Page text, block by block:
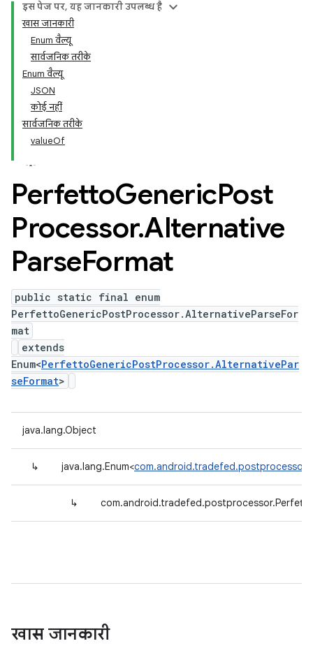
इस पेज पर, यह जानकारी उपलब्ध है
खास जानकारी
Enum वैल्यू
सार्वजनिक तरीके
Enum वैल्यू
JSON
कोई नहीं
सार्वजनिक तरीके
valueOf
PerfettoGenericPost
Processor.Alternative
ParseFormat
public static final enum
PerfettoGenericPostProcessor.AlternativeParseFor
mat
extends
Enum<PerfettoGenericPostProcessor.AlternativePar
seFormat>
java.lang.Object
↳ java.lang.Enum<
↳
खास जानकारी